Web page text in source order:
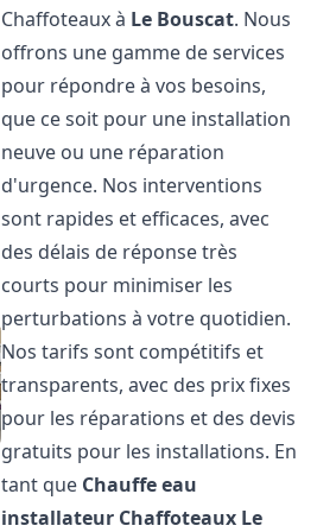
Chaffoteaux à Le Bouscat. Nous
offrons une gamme de services
pour répondre à vos besoins,
que ce soit pour une installation
neuve ou une réparation
d'urgence. Nos interventions
sont rapides et efficaces, avec
des délais de réponse très
courts pour minimiser les
perturbations à votre quotidien.
Nos tarifs sont compétitifs et
transparents, avec des prix fixes
pour les réparations et des devis
gratuits pour les installations. En
tant que Chauffe eau
installateur Chaffoteaux Le